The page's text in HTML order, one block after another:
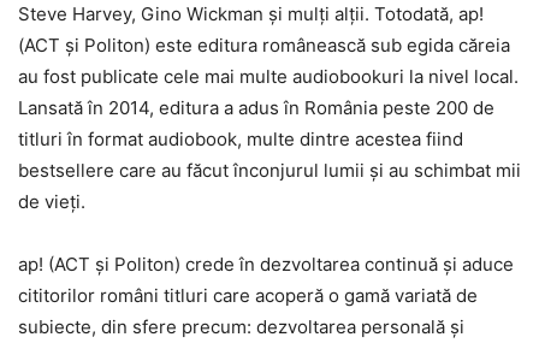
Steve Harvey, Gino Wickman și mulți alții. Totodată, ap!
(ACT și Politon) este editura românească sub egida căreia
au fost publicate cele mai multe audiobookuri la nivel local.
Lansată în 2014, editura a adus în România peste 200 de
titluri în format audiobook, multe dintre acestea fiind
bestsellere care au făcut înconjurul lumii și au schimbat mii
de vieți.
ap! (ACT și Politon) crede în dezvoltarea continuă și aduce
cititorilor români titluri care acoperă o gamă variată de
subiecte, din sfere precum: dezvoltarea personală și